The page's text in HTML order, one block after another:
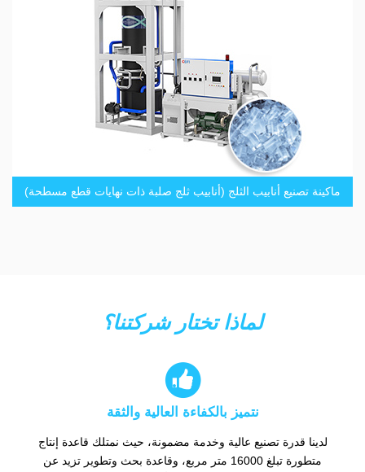
ماكينة تصنيع أنابيب الثلج (أنابيب ثلج صلبة ذات نهايات قطع مسطحة)
لماذا تختار شركتنا؟

نتميز بالكفاءة العالية والثقة
لدينا قدرة تصنيع عالية وخدمة مضمونة، حيث نمتلك قاعدة إنتاج
متطورة تبلغ 16000 متر مربع، وقاعدة بحث وتطوير تزيد عن